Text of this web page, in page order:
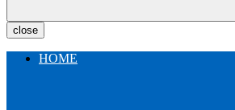
close
HOME